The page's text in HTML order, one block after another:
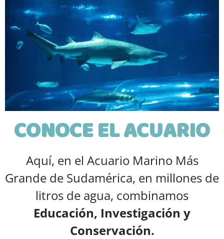
CONOCE EL ACUARIO
Aquí, en el Acuario Marino Más
Grande de Sudamérica, en millones de
litros de agua, combinamos
Educación, Investigación y
Conservación.